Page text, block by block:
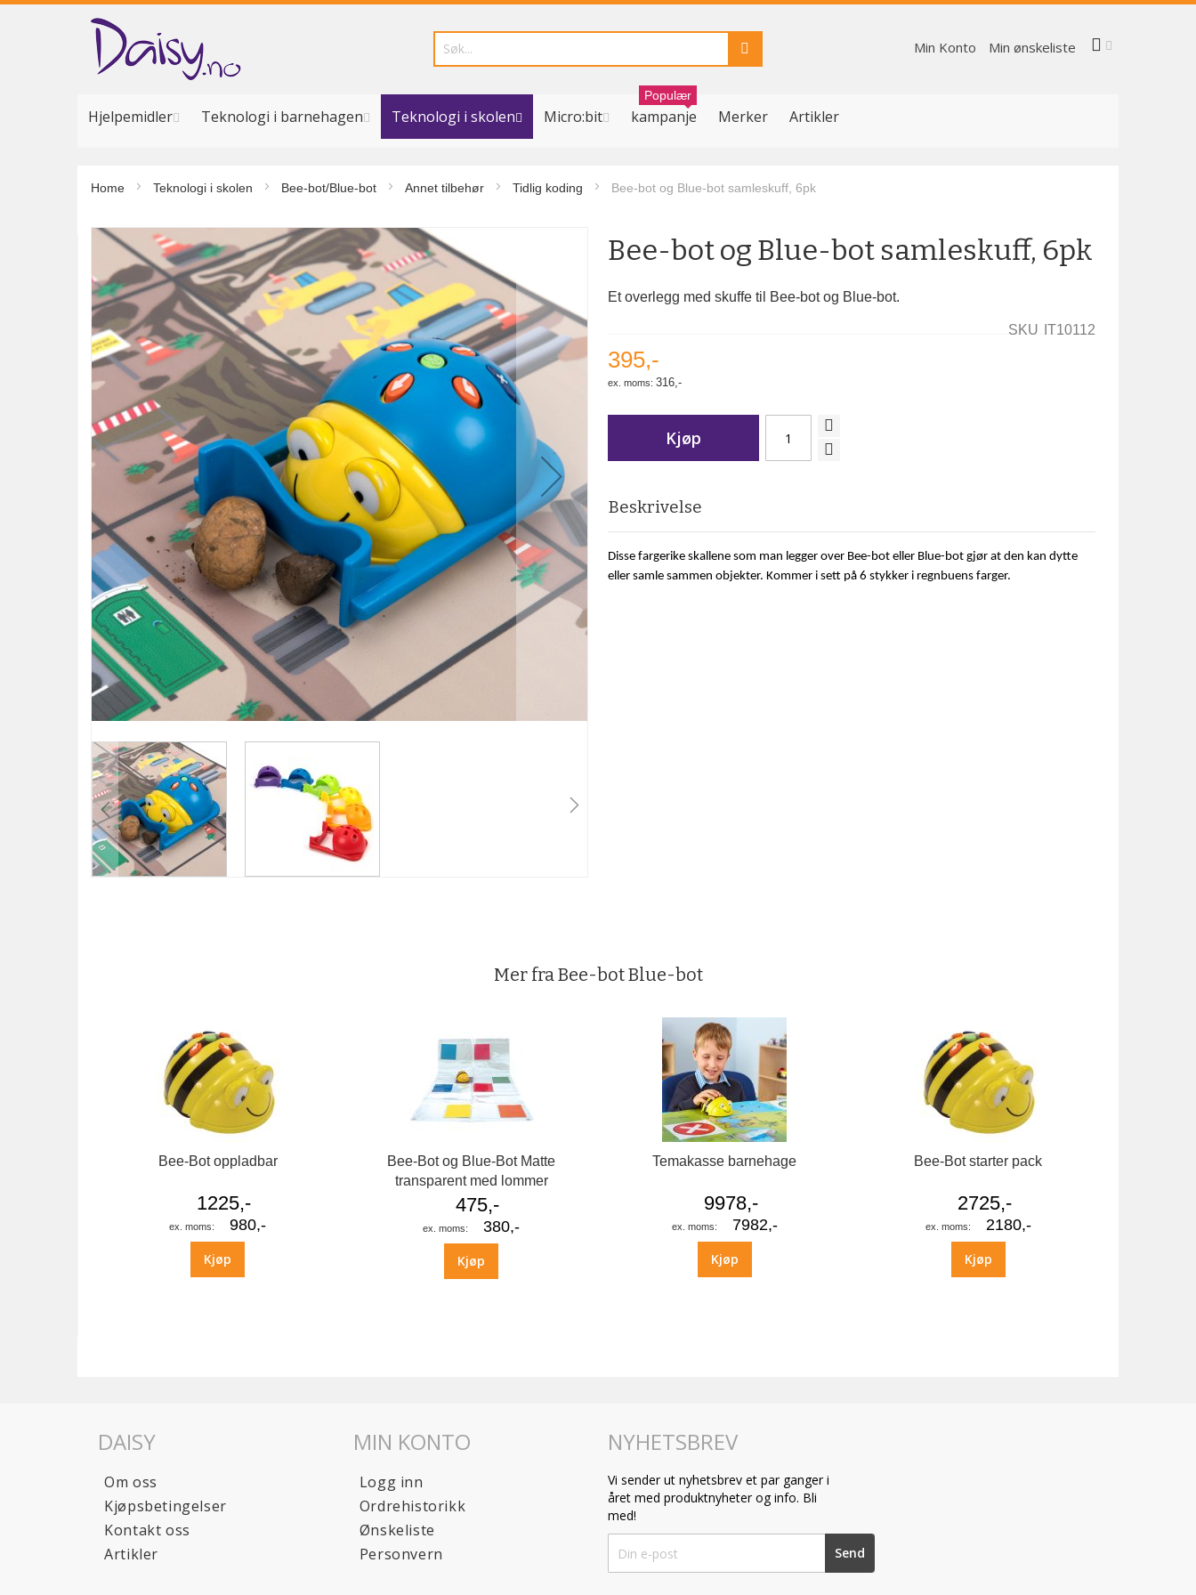
Hopp
Min Konto Min ønskeliste
Hjelpemidler Teknologi i barnehagen Teknologi i skolen Micro:bit kampanje
Populær
Merker Artikler
Home Teknologi i skolen Bee-bot/Blue-bot Annet tilbehør Tidlig koding Bee-bot og Blue-bot samleskuff, 6pk
Gå
slutten
av
bildegalleri
Bee-bot og Blue-bot samleskuff, 6pk
Et overlegg med skuffe til Bee-bot og Blue-bot.
SKU IT10112
395,-
316,-
Kjøp
Beskrivelse
Disse fargerike skallene som man legger over Bee-bot eller Blue-bot gjør at den kan dytte
eller samle sammen objekter. Kommer i sett på 6 stykker i regnbuens farger.
Mer fra Bee-bot Blue-bot
Bee-Bot oppladbar
1225,-
980,-
Kjøp
Bee-Bot og Blue-Bot Matte
transparent med lommer
475,-
380,-
Kjøp
Temakasse barnehage
9978,-
7982,-
Kjøp
Bee-Bot starter pack
2725,-
2180,-
Kjøp
DAISY
Om oss
Kjøpsbetingelser
Kontakt oss
Artikler
MIN KONTO
Logg inn
Ordrehistorikk
Ønskeliste
Personvern
NYHETSBREV
Vi sender ut nyhetsbrev et par ganger i
året med produktnyheter og info. Bli
med!
Up
for
Send